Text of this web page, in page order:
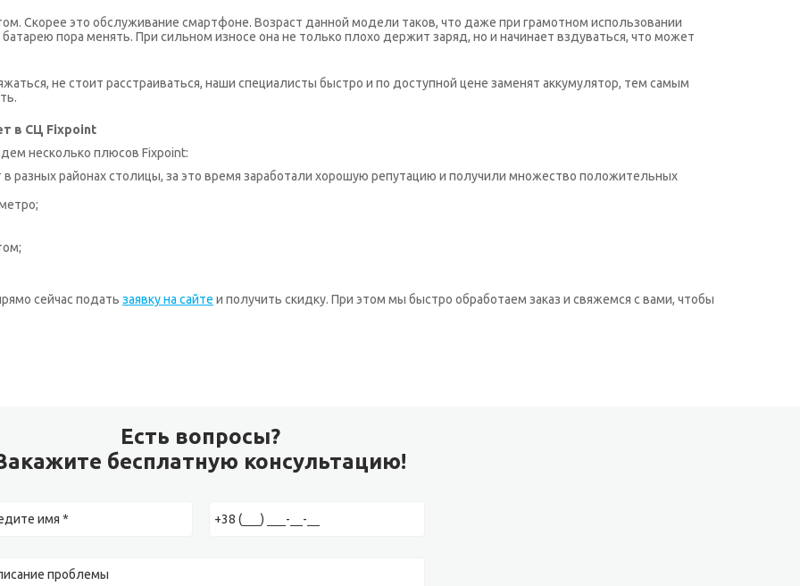
Скорее это обслуживание смартфоне. Возраст данной модели таков, что даже при грамотном использовании
пора менять. При сильном износе она не только плохо держит заряд, но и начинает вздуваться, что может
не стоит расстраиваться, наши специалисты быстро и по доступной цене заменят аккумулятор, тем самым
в СЦ Fixpoint
несколько плюсов Fixpoint:
разных районах столицы, за это время заработали хорошую репутацию и получили множество положительных
сейчас подать заявку на сайте и получить скидку. При этом мы быстро обработаем заказ и свяжемся с вами, чтобы
Есть вопросы?
бесплатную консультацию!